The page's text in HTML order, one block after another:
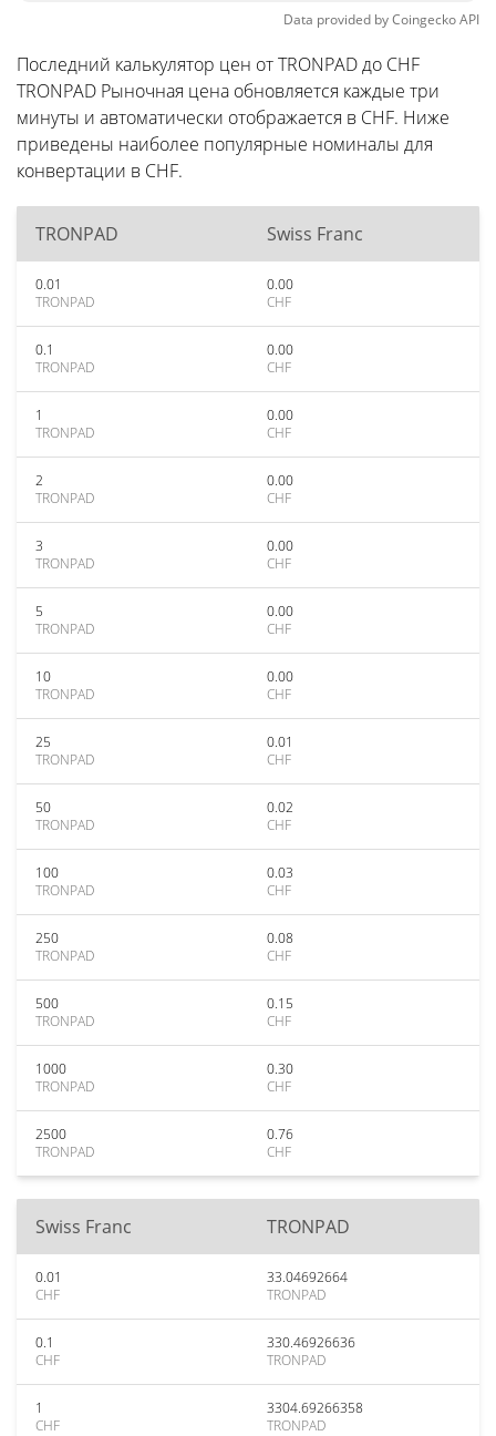
Data provided byCoingeckoAPI
Последний калькулятор цен от TRONPAD до CHF
TRONPAD Рыночная цена обновляется каждые три
минуты и автоматически отображается в CHF. Ниже
приведены наиболее популярные номиналы для
конвертации в CHF.
TRONPAD Swiss Franc
0.01
TRONPAD
0.00
CHF
0.1
TRONPAD
0.00
CHF
1
TRONPAD
0.00
CHF
2
TRONPAD
0.00
CHF
3
TRONPAD
0.00
CHF
5
TRONPAD
0.00
CHF
10
TRONPAD
0.00
CHF
25
TRONPAD
0.01
CHF
50
TRONPAD
0.02
CHF
100
TRONPAD
0.03
CHF
250
TRONPAD
0.08
CHF
500
TRONPAD
0.15
CHF
1000
TRONPAD
0.30
CHF
2500
TRONPAD
0.76
CHF
Swiss Franc TRONPAD
0.01
CHF
33.04692664
TRONPAD
0.1
CHF
330.46926636
TRONPAD
1
CHF
3304.69266358
TRONPAD